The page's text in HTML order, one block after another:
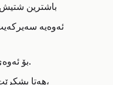
باشترین شتیش
ئەوەیە
بۆ ئەوەی تۆ پێشکەشیان دەکەیت.
هەتا بشکرێت ڕاستگۆ بیت لەبارەیەوە،